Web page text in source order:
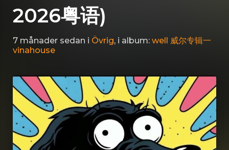
2026粤语)
7 månader sedan i Övrig, i album: well 威尔专辑一
vinahouse